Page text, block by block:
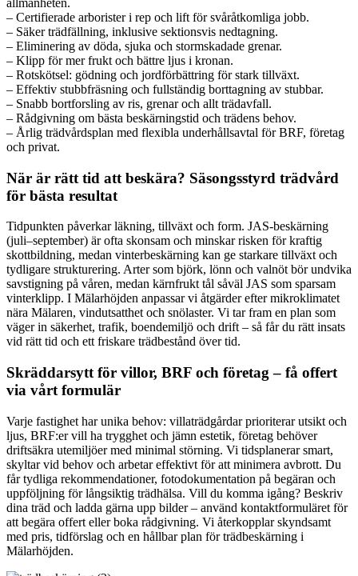
allmänheten.
– Certifierade arborister i rep och lift för svåråtkomliga jobb.
– Säker trädfällning, inklusive sektionsvis nedtagning.
– Eliminering av döda, sjuka och stormskadade grenar.
– Klipp för mer frukt och bättre ljus i kronan.
– Rotskötsel: gödning och jordförbättring för stark tillväxt.
– Effektiv stubbfräsning och fullständig borttagning av stubbar.
– Snabb bortforsling av ris, grenar och allt trädavfall.
– Rådgivning om bästa beskärningstid och trädens behov.
– Årlig trädvårdsplan med flexibla underhållsavtal för BRF, företag
och privat.
När är rätt tid att beskära? Säsongsstyrd trädvård
för bästa resultat
Tidpunkten påverkar läkning, tillväxt och form. JAS-beskärning
(juli–september) är ofta skonsam och minskar risken för kraftig
skottbildning, medan vinterbeskärning kan ge starkare tillväxt och
tydligare strukturering. Arter som björk, lönn och valnöt bör undvika
savstigning på våren, medan kärnfrukt tål såväl JAS som sparsam
vinterklipp. I Mälarhöjden anpassar vi åtgärder efter mikroklimatet
nära Mälaren, vindutsatthet och snölaster. Vi tar fram en plan som
väger in säkerhet, trafik, boendemiljö och drift – så får du rätt insats
vid rätt tid och ett friskare trädbestånd över tid.
Skräddarsytt för villor, BRF och företag – få offert
via vårt formulär
Varje fastighet har unika behov: villaträdgårdar prioriterar utsikt och
ljus, BRF:er vill ha trygghet och jämn estetik, företag behöver
driftsäkra utemiljöer med minimal störning. Vi tidsplanerar smart,
skyltar vid behov och arbetar effektivt för att minimera avbrott. Du
får tydliga rekommendationer, fotodokumentation på begäran och
uppföljning för långsiktig trädhälsa. Vill du komma igång? Beskriv
dina träd och ladda gärna upp bilder – använd kontaktformuläret för
att begära offert eller boka rådgivning. Vi återkopplar skyndsamt
med pris, tidförslag och en hållbar plan för trädbeskärning i
Mälarhöjden.